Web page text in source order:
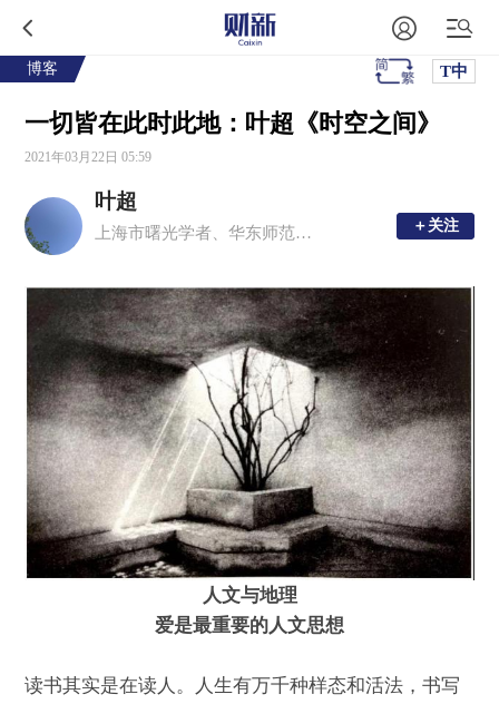
博客 T中
一切皆在此时此地：叶超《时空之间》
2021年03月22日 05:59
叶超
上海市曙光学者、华东师范大学地理科学学院教授，博士生导师，国家社科基金重大项目首席专家。从事城镇化与城乡治理、文化地理、可持续科学和地理思想相关的教学研究工作 ＋关注
＋关注
人文与地理
爱是最重要的人文思想
读书其实是在读人。人生有万千种样态和活法，书写